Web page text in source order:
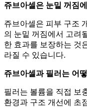
쥬브아셀은 눈밑 꺼짐
쥬브아셀은 피부 구조
의 눈밑 꺼짐에서 고려
한 효과를 보장하는 것
라질 수 있습니다.
쥬브아셀과 필러는 어
필러는 볼륨을 직접 보
환경과 구조 개선에 초